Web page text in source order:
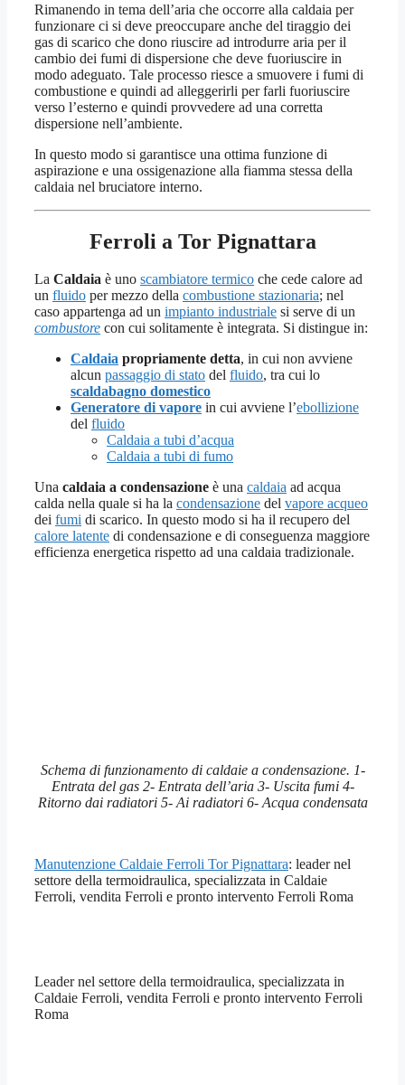
Rimanendo in tema dell’aria che occorre alla caldaia per
funzionare ci si deve preoccupare anche del tiraggio dei
gas di scarico che dono riuscire ad introdurre aria per il
cambio dei fumi di dispersione che deve fuoriuscire in
modo adeguato. Tale processo riesce a smuovere i fumi di
combustione e quindi ad alleggerirli per farli fuoriuscire
verso l’esterno e quindi provvedere ad una corretta
dispersione nell’ambiente.
In questo modo si garantisce una ottima funzione di
aspirazione e una ossigenazione alla fiamma stessa della
caldaia nel bruciatore interno.
Ferroli a Tor Pignattara
La Caldaia è uno scambiatore termico che cede calore ad
un fluido per mezzo della combustione stazionaria; nel
caso appartenga ad un impianto industriale si serve di un
combustore con cui solitamente è integrata. Si distingue in:
Caldaia propriamente detta, in cui non avviene
alcun passaggio di stato del fluido, tra cui lo
scaldabagno domestico
Generatore di vapore in cui avviene l’ebollizione
del fluido
Caldaia a tubi d’acqua
Caldaia a tubi di fumo
Una caldaia a condensazione è una caldaia ad acqua
calda nella quale si ha la condensazione del vapore acqueo
dei fumi di scarico. In questo modo si ha il recupero del
calore latente di condensazione e di conseguenza maggiore
efficienza energetica rispetto ad una caldaia tradizionale.
Schema di funzionamento di caldaie a condensazione. 1-
Entrata del gas 2- Entrata dell’aria 3- Uscita fumi 4-
Ritorno dai radiatori 5- Ai radiatori 6- Acqua condensata
Manutenzione Caldaie Ferroli Tor Pignattara: leader nel
settore della termoidraulica, specializzata in Caldaie
Ferroli, vendita Ferroli e pronto intervento Ferroli Roma
Leader nel settore della termoidraulica, specializzata in
Caldaie Ferroli, vendita Ferroli e pronto intervento Ferroli
Roma